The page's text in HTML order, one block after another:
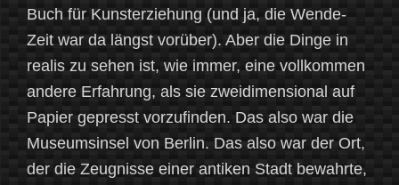
Buch für Kunsterziehung (und ja, die Wende-
Zeit war da längst vorüber). Aber die Dinge in
realis zu sehen ist, wie immer, eine vollkommen
andere Erfahrung, als sie zweidimensional auf
Papier gepresst vorzufinden. Das also war die
Museumsinsel von Berlin. Das also war der Ort,
der die Zeugnisse einer antiken Stadt bewahrte,